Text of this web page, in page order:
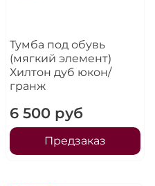
Тумба под обувь
(мягкий элемент)
Хилтон дуб юкон/
гранж
6 500 руб
Предзаказ